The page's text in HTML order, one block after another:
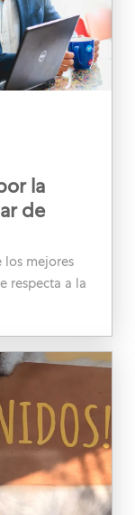
la
de
los mejores
respecta a la